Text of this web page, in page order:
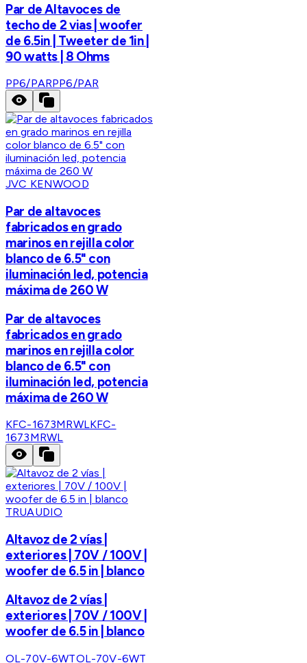
Par de Altavoces de
techo de 2 vias | woofer
de 6.5in | Tweeter de 1in |
90 watts | 8 Ohms
PP6/PARPP6/PAR
JVC KENWOOD
Par de altavoces
fabricados en grado
marinos en rejilla color
blanco de 6.5" con
iluminación led, potencia
máxima de 260 W
Par de altavoces
fabricados en grado
marinos en rejilla color
blanco de 6.5" con
iluminación led, potencia
máxima de 260 W
KFC-1673MRWLKFC-
1673MRWL
TRUAUDIO
Altavoz de 2 vías |
exteriores | 70V / 100V |
woofer de 6.5 in | blanco
Altavoz de 2 vías |
exteriores | 70V / 100V |
woofer de 6.5 in | blanco
OL-70V-6WTOL-70V-6WT